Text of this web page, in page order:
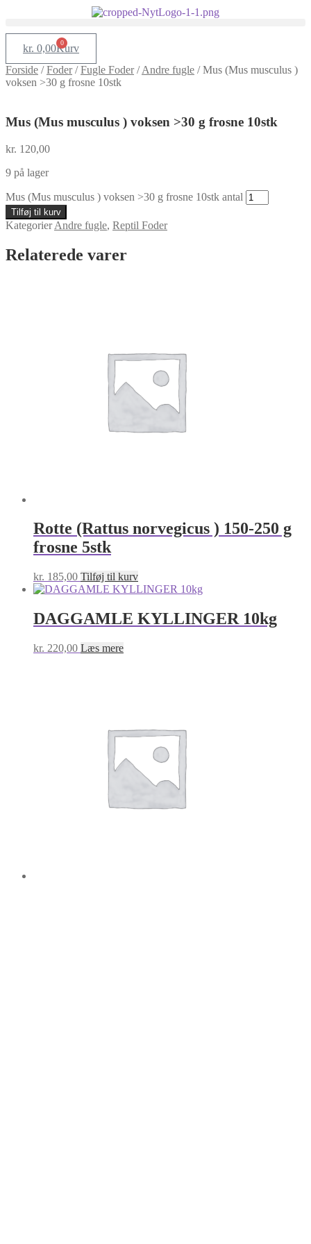
kr. 0,00 0
Kurv
Forside /Foder/Fugle Foder/Andre fugle /Mus (Mus musculus )
voksen >30 g frosne 10stk
Mus (Mus musculus ) voksen >30 g frosne 10stk
kr. 120,00
9 på lager
Mus (Mus musculus ) voksen >30 g frosne 10stk antal
Tilføj til kurv
Kategorier Andre fugle, Reptil Foder
Relaterede varer
Rotte (Rattus norvegicus ) 150-250 g
frosne 5stk
kr. 185,00 Tilføj til kurv
DAGGAMLE KYLLINGER 10kg
kr. 220,00 Læs mere